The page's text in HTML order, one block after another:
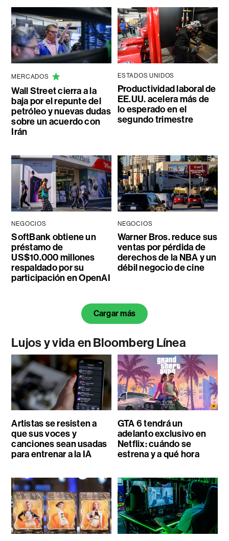
MERCADOS
Wall Street cierra a la
baja por el repunte del
petróleo y nuevas dudas
sobre un acuerdo con
Irán
ESTADOS UNIDOS
Productividad laboral de
EE.UU. acelera más de
lo esperado en el
segundo trimestre
NEGOCIOS
SoftBank obtiene un
préstamo de
US$10.000 millones
respaldado por su
participación en OpenAI
NEGOCIOS
Warner Bros. reduce sus
ventas por pérdida de
derechos de la NBA y un
débil negocio de cine
Cargar más
Lujos y vida en Bloomberg Línea
Artistas se resisten a
que sus voces y
canciones sean usadas
para entrenar a la IA
GTA 6 tendrá un
adelanto exclusivo en
Netflix: cuándo se
estrena y a qué hora